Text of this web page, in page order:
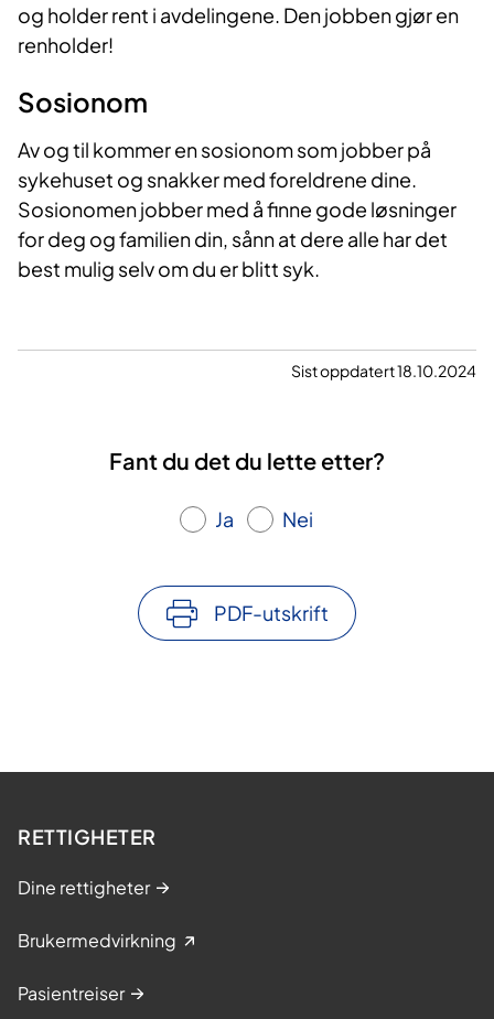
og holder rent i avdelingene. Den jobben gjør en
renholder!
Sosionom
Av og til kommer en sosionom som jobber på
sykehuset og snakker med foreldrene dine.
Sosionomen jobber med å finne gode løsninger
for deg og familien din, sånn at dere alle har det
best mulig selv om du er blitt syk.
Sist oppdatert 18.10.2024
Fant du det du lette etter?
Ja Nei
PDF-utskrift
RETTIGHETER
Dine rettigheter
Brukermedvirkning
Pasientreiser